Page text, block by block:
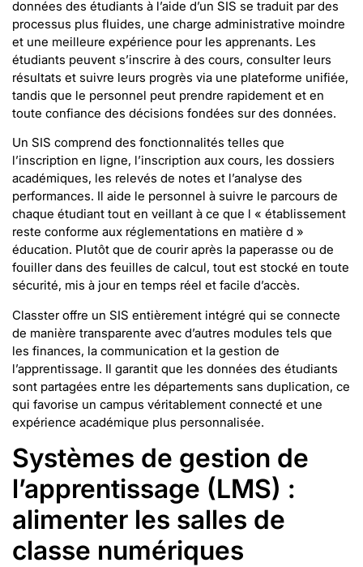
données des étudiants à l’aide d’un SIS se traduit par des
processus plus fluides, une charge administrative moindre
et une meilleure expérience pour les apprenants. Les
étudiants peuvent s’inscrire à des cours, consulter leurs
résultats et suivre leurs progrès via une plateforme unifiée,
tandis que le personnel peut prendre rapidement et en
toute confiance des décisions fondées sur des données.
Un SIS comprend des fonctionnalités telles que
l’inscription en ligne, l’inscription aux cours, les dossiers
académiques, les relevés de notes et l’analyse des
performances. Il aide le personnel à suivre le parcours de
chaque étudiant tout en veillant à ce que l « établissement
reste conforme aux réglementations en matière d »
éducation. Plutôt que de courir après la paperasse ou de
fouiller dans des feuilles de calcul, tout est stocké en toute
sécurité, mis à jour en temps réel et facile d’accès.
Classter offre un SIS entièrement intégré qui se connecte
de manière transparente avec d’autres modules tels que
les finances, la communication et la gestion de
l’apprentissage. Il garantit que les données des étudiants
sont partagées entre les départements sans duplication, ce
qui favorise un campus véritablement connecté et une
expérience académique plus personnalisée.
Systèmes de gestion de
l’apprentissage (LMS) :
alimenter les salles de
classe numériques